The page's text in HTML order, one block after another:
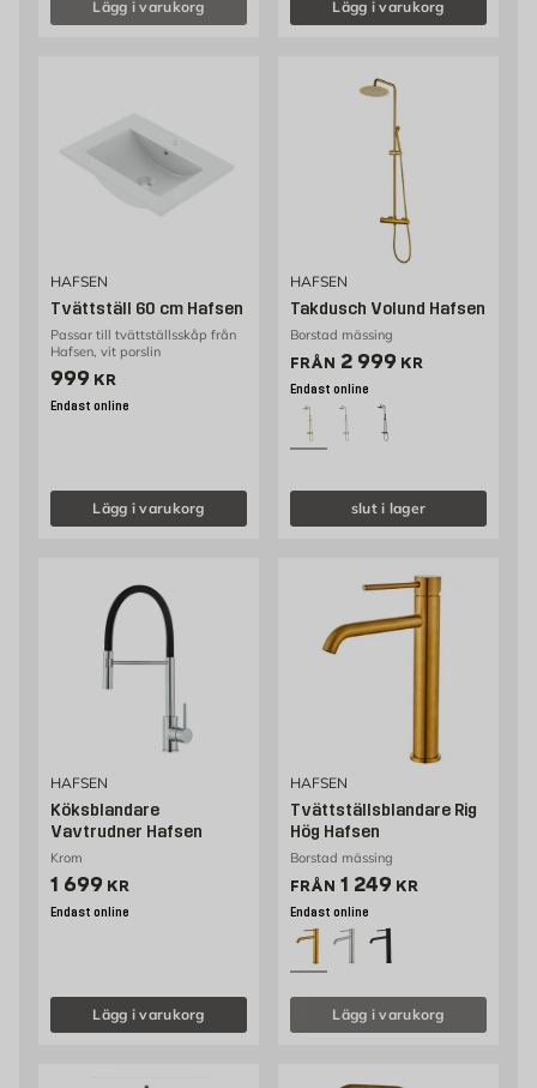
Lägg i varukorg Lägg i varukorg
HAFSEN
Tvättställ 60 cm Hafsen
Passar till tvättställsskåp från
Hafsen, vit porslin
Pris 999 kr
999 KR
Endast online
Lägg i varukorg
HAFSEN
Takdusch Volund Hafsen
Borstad mässing
FRÅN Pris 2999 kr
2 999 KR
Endast online
slut i lager
HAFSEN
Köksblandare
Vavtrudner Hafsen
Krom
Pris 1699 kr
1 699 KR
Endast online
Lägg i varukorg
HAFSEN
Tvättställsblandare Rig
Hög Hafsen
Borstad mässing
FRÅN Pris 1249 kr
1 249 KR
Endast online
Lägg i varukorg